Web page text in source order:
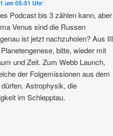
um 05:51 Uhr:
Podcast bis 3 zählen kann, aber
Venus sind die Russen
ist jetzt nachzuholen? Aus III
bitte, wieder mit
und Zeit. Zum Webb Launch,
der Folgemissionen aus dem
Astrophysik, die
im Schlepptau.